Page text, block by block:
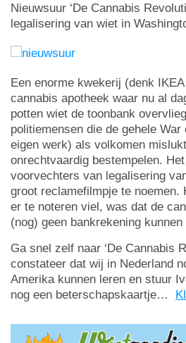
Nieuwsuur ‘De Cannabis
legalisering van wiet in
Een enorme kwekerij (denk
cannabis apotheek waar nu al
potten wiet de toonbank
politiemensen die de gehele
eigen werk) als volkomen
onrechtvaardig bestempelen.
voorvechters van legalisering
groot reclamefilmpje te noemen.
er te noteren viel, was dat de
(nog) geen bankrekening
Ga snel zelf naar ‘De Cannabis
constateer dat wij in Nederland
Amerika kunnen leren en stuur
nog een beterschapskaartje…